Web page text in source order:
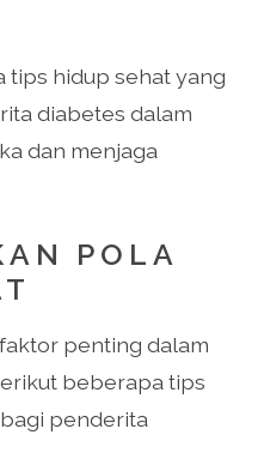
tips hidup sehat yang
diabetes dalam
dan menjaga
POLA
penting dalam
beberapa tips
penderita